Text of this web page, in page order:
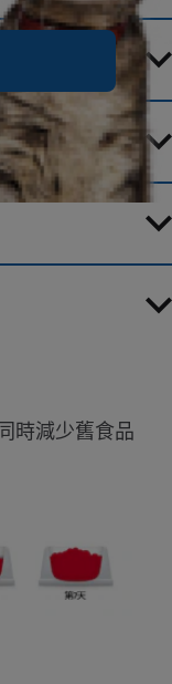
時減少舊食品